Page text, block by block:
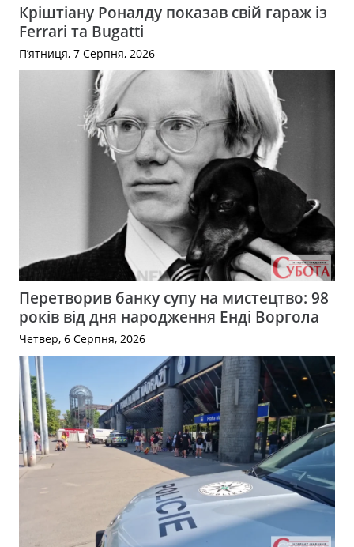
Кріштіану Роналду показав свій гараж із
Ferrari та Bugatti
П’ятниця, 7 Серпня, 2026
Перетворив банку супу на мистецтво: 98
років від дня народження Енді Воргола
Четвер, 6 Серпня, 2026